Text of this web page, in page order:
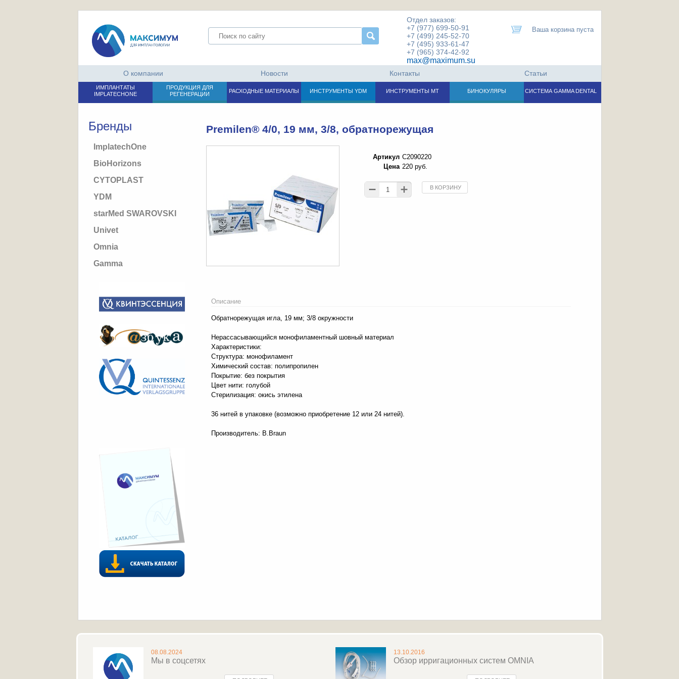
Отдел заказов:
+7 (977) 699-50-91
+7 (499) 245-52-70
+7 (495) 933-61-47
+7 (965) 374-42-92
max@maximum.su
Ваша корзина пуста
О компании Новости Контакты Статьи
ИМПЛАНТАТЫ
IMPLATECHONE
ПРОДУКЦИЯ ДЛЯ
РЕГЕНЕРАЦИИ
РАСХОДНЫЕ МАТЕРИАЛЫ ИНСТРУМЕНТЫ YDM ИНСТРУМЕНТЫ МТ БИНОКУЛЯРЫ СИСТЕМА GAMMA DENTAL
Бренды
ImplatechOne
BioHorizons
CYTOPLAST
YDM
starMed SWAROVSKI
Univet
Omnia
Gamma
Premilen® 4/0, 19 мм, 3/8, обратнорежущая
Артикул C2090220
Цена 220 руб.
В КОРЗИНУ
Описание
Обратнорежущая игла, 19 мм; 3/8 окружности
Нерассасывающийся монофиламентный шовный материал
Характеристики:
Структура: монофиламент
Химический состав: полипропилен
Покрытие: без покрытия
Цвет нити: голубой
Стерилизация: окись этилена
36 нитей в упаковке (возможно приобретение 12 или 24 нитей).
Производитель: B.Braun
08.08.2024
Мы в соцсетях
13.10.2016
Обзор ирригационных систем OMNIA